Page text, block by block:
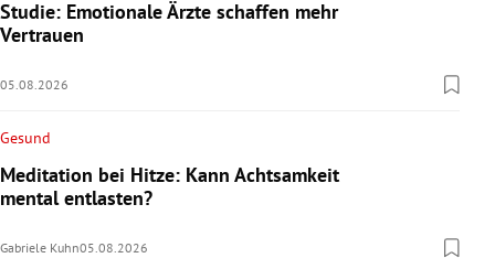
Studie: Emotionale Ärzte schaffen mehr
Vertrauen
05.08.2026
Gesund
Meditation bei Hitze: Kann Achtsamkeit
mental entlasten?
Gabriele Kuhn05.08.2026